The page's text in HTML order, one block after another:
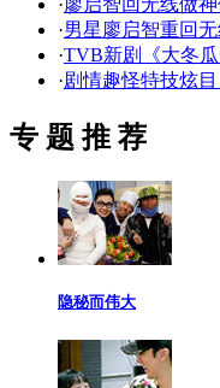
·男星廖启智重回
·TVB新剧《大冬
·剧情趣怪特技炫
专 题 推 荐
隐秘而伟大